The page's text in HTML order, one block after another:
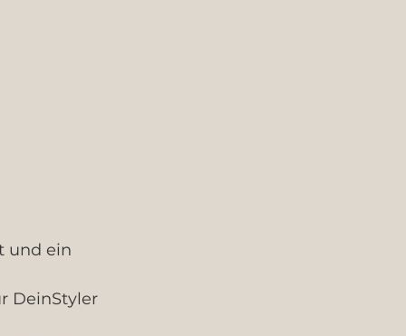
und ein
DeinStyler